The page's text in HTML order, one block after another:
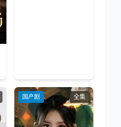
国产剧 全集